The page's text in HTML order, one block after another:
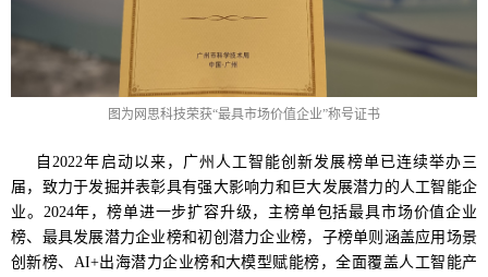
图为网思科技荣获“最具市场价值企业”称号证书
自2022年启动以来，广州人工智能创新发展榜单已连续举办三
届，致力于发掘并表彰具有强大影响力和巨大发展潜力的人工智能企
业。2024年，榜单进一步扩容升级，主榜单包括最具市场价值企业
榜、最具发展潜力企业榜和初创潜力企业榜，子榜单则涵盖应用场景
创新榜、AI+出海潜力企业榜和大模型赋能榜，全面覆盖人工智能产